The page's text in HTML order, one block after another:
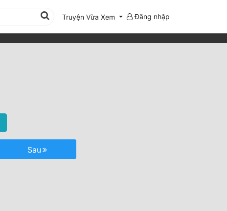
Truyện Vừa Xem Đăng nhập
Sau